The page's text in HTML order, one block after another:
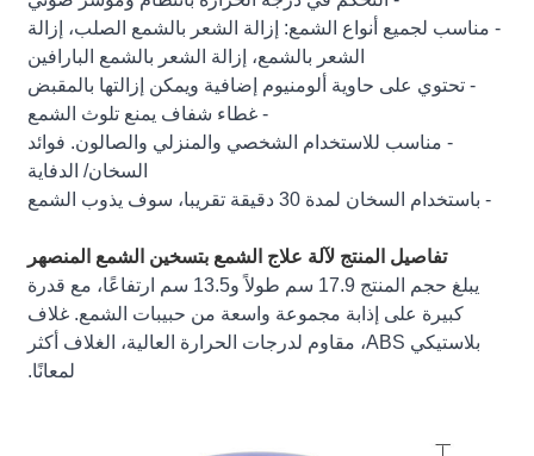
- مناسب لجميع أنواع الشمع: إزالة الشعر بالشمع الصلب، إزالة
الشعر بالشمع، إزالة الشعر بالشمع البارافين
- تحتوي على حاوية ألومنيوم إضافية ويمكن إزالتها بالمقبض
- غطاء شفاف يمنع تلوث الشمع
- مناسب للاستخدام الشخصي والمنزلي والصالون. فوائد
السخان/ الدفاية
- باستخدام السخان لمدة 30 دقيقة تقريبا، سوف يذوب الشمع
تفاصيل المنتج لآلة علاج الشمع بتسخين الشمع المنصهر
يبلغ حجم المنتج 17.9 سم طولاً و13.5 سم ارتفاعًا، مع قدرة
كبيرة على إذابة مجموعة واسعة من حبيبات الشمع. غلاف
بلاستيكي ABS، مقاوم لدرجات الحرارة العالية، الغلاف أكثر
لمعانًا.